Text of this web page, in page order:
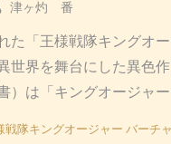
津ヶ灼 番
た「王様戦隊キングオ
世界を舞台にした異色作
）は「キングオージャ
戦隊キングオージャー バーチ